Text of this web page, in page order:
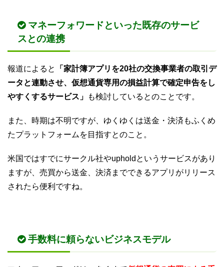
マネーフォワードといった既存のサービ
スとの連携
報道によると
「家計簿アプリを20社の交換事業者の取引デ
ータと連動させ、仮想通貨専用の損益計算で確定申告をし
やすくするサービス」
も検討しているとのことです。
また、時期は不明ですが、ゆくゆくは送金・決済もふくめ
たプラットフォームを目指すとのこと。
米国ではすでにサークル社やupholdというサービスがあり
ますが、売買から送金、決済までできるアプリがリリース
されたら便利ですね。
手数料に頼らないビジネスモデル